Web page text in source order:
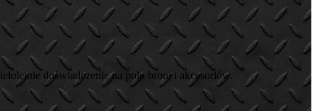
doświadczenie na polu broni i akcesoriów.